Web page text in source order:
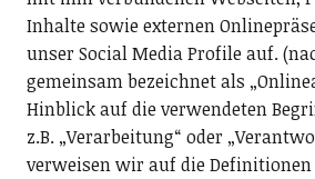
Inhalte sowie externen
unser Social Media Profile auf.
gemeinsam bezeichnet als
Hinblick auf die verwendeten
z.B. „Verarbeitung“ oder
verweisen wir auf die Definitionen